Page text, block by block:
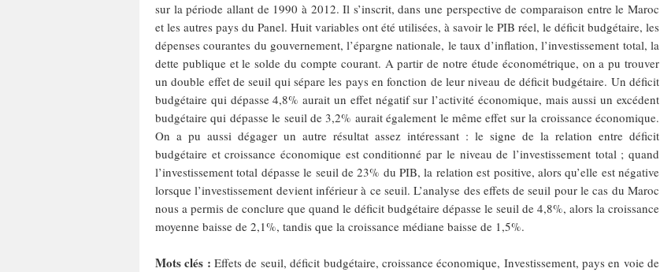
sur la période allant de 1990 à 2012. Il s’inscrit, dans une perspective de comparaison entre le Maroc
et les autres pays du Panel. Huit variables ont été utilisées, à savoir le PIB réel, le déficit budgétaire, les
dépenses courantes du gouvernement, l’épargne nationale, le taux d’inflation, l’investissement total, la
dette publique et le solde du compte courant. A partir de notre étude économétrique, on a pu trouver
un double effet de seuil qui sépare les pays en fonction de leur niveau de déficit budgétaire. Un déficit
budgétaire qui dépasse 4,8% aurait un effet négatif sur l’activité économique, mais aussi un excédent
budgétaire qui dépasse le seuil de 3,2% aurait également le même effet sur la croissance économique.
On a pu aussi dégager un autre résultat assez intéressant : le signe de la relation entre déficit
budgétaire et croissance économique est conditionné par le niveau de l’investissement total ; quand
l’investissement total dépasse le seuil de 23% du PIB, la relation est positive, alors qu’elle est négative
lorsque l’investissement devient inférieur à ce seuil. L’analyse des effets de seuil pour le cas du Maroc
nous a permis de conclure que quand le déficit budgétaire dépasse le seuil de 4,8%, alors la croissance
moyenne baisse de 2,1%, tandis que la croissance médiane baisse de 1,5%.
Mots clés : Effets de seuil, déficit budgétaire, croissance économique, Investissement, pays en voie de